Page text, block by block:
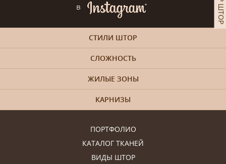
в
ПОРТФОЛИО
КАТАЛОГ ТКАНЕЙ
ВИДЫ ШТОР
СТИЛИ ШТОР
СЛОЖНОСТЬ
ЖИЛЫЕ ЗОНЫ
КАРНИЗЫ